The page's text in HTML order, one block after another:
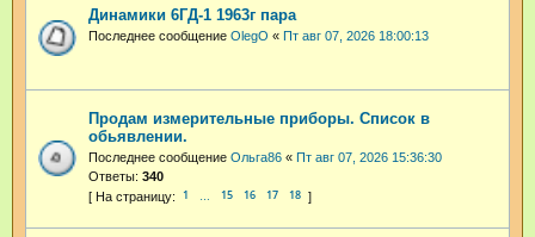
Динамики 6ГД-1 1963г пара
Последнее сообщение OlegO « Пт авг 07, 2026 18:00:13
Продам измерительные приборы. Список в
обьявлении.
Последнее сообщение Ольга86 « Пт авг 07, 2026 15:36:30
Ответы: 340
1 15 16 17 18